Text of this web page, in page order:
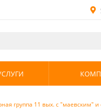
группа 11 вых. с "маевским"